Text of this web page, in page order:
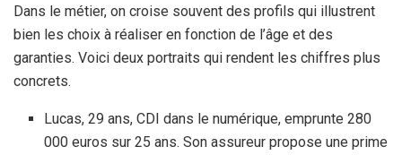
Dans le métier, on croise souvent des profils qui illustrent
bien les choix à réaliser en fonction de l’âge et des
garanties. Voici deux portraits qui rendent les chiffres plus
concrets.
Lucas, 29 ans, CDI dans le numérique, emprunte 280
000 euros sur 25 ans. Son assureur propose une prime